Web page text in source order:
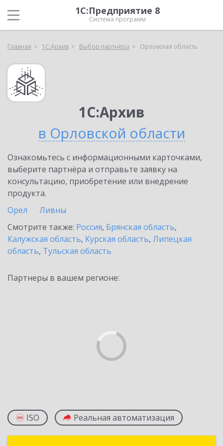
1С:Предприятие 8
Система программ
Главная 1С:Архив Выбор партнёра Орловская область
1С:Архив
в Орловской области
Ознакомьтесь с информационными карточками,
выберите партнёра и отправьте заявку на
консультацию, приобретение или внедрение
продукта.
Орел
Ливны
Смотрите также: Россия, Брянская область,
Калужская область, Курская область, Липецкая
область, Тульская область
Партнеры в вашем регионе:
ISO Реальная автоматизация